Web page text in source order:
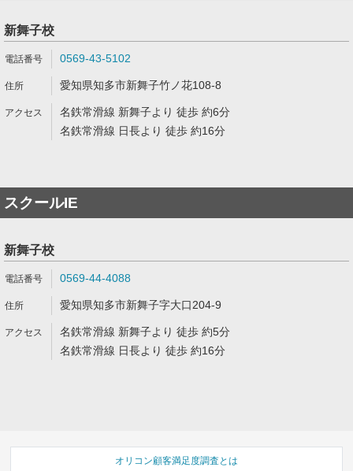
新舞子校
0569-43-5102
愛知県知多市新舞子竹ノ花108-8
名鉄常滑線 新舞子より 徒歩 約6分
名鉄常滑線 日長より 徒歩 約16分
スクールIE
新舞子校
0569-44-4088
愛知県知多市新舞子字大口204-9
名鉄常滑線 新舞子より 徒歩 約5分
名鉄常滑線 日長より 徒歩 約16分
オリコン顧客満足度調査とは